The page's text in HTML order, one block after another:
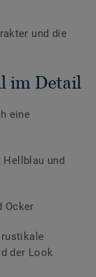
und die
im Detail
eine
und
Ocker
der Look